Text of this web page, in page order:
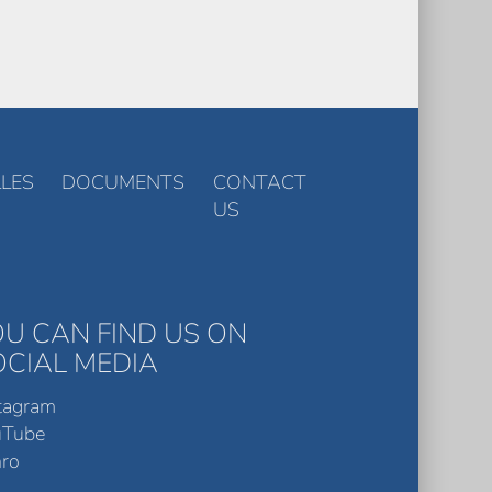
DOCUMENTS
CONTACT
US
CAN FIND US ON
MEDIA